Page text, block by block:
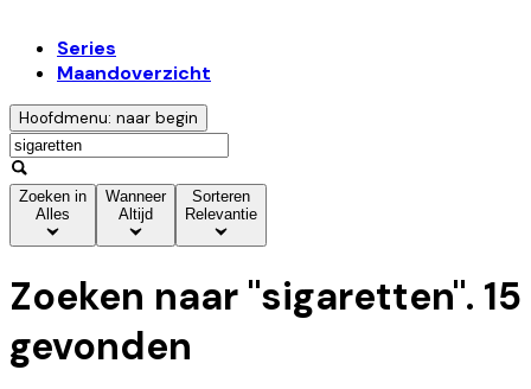
Series
Maandoverzicht
Hoofdmenu: naar begin
Zoeken in
Alles
Wanneer
Altijd
Sorteren
Relevantie
Zoeken naar "sigaretten". 15
gevonden